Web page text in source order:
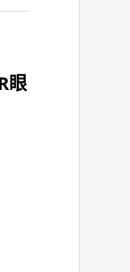
眼